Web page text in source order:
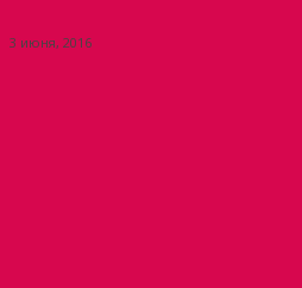
3 июня, 2016